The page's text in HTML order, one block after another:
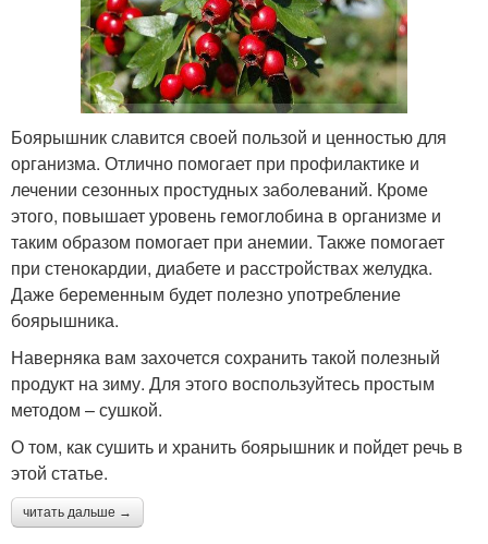
Боярышник славится своей пользой и ценностью для
организма. Отлично помогает при профилактике и
лечении сезонных простудных заболеваний. Кроме
этого, повышает уровень гемоглобина в организме и
таким образом помогает при анемии. Также помогает
при стенокардии, диабете и расстройствах желудка.
Даже беременным будет полезно употребление
боярышника.
Наверняка вам захочется сохранить такой полезный
продукт на зиму. Для этого воспользуйтесь простым
методом – сушкой.
О том, как сушить и хранить боярышник и пойдет речь в
этой статье.
читать дальше →